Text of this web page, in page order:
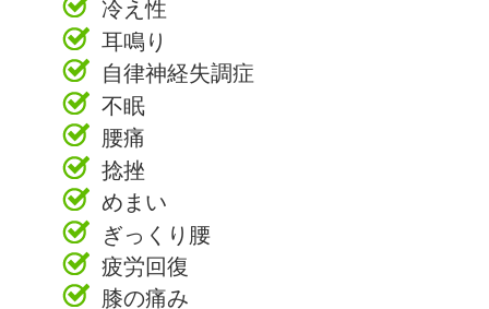
冷え性
耳鳴り
自律神経失調症
不眠
腰痛
捻挫
めまい
ぎっくり腰
疲労回復
膝の痛み